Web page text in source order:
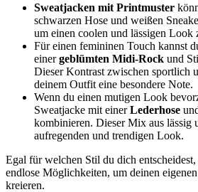
Sweatjacken mit Printmuster
schwarzen Hose und weißen
um einen coolen und lässigen Look
Für einen femininen Touch kannst
einergeblümten Midi-Rock und
Dieser Kontrast zwischen sportlich
deinem Outfit eine besondere Note.
Wenn du einen mutigen Look
Sweatjacke mit einerLederhose
kombinieren. Dieser Mix aus lässig
aufregenden und trendigen Look.
Egal für welchen Stil du dich
endlose Möglichkeiten, um deinen
kreieren.